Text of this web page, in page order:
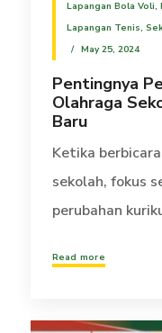
Lapangan Bola Voli,
Lapangan Tenis,
May 25, 2024
Pentingnya
Olahraga
Baru
Ketika
sekolah, fokus
perubahan
Read more